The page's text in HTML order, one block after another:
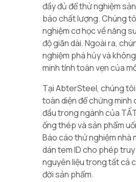
đầy đủ để thử nghiệm
bảo chất lượng. Chúng
nghiệm cơ học về năng
độ giãn dài. Ngoài ra,
nghiệm phá hủy và
minh tính toàn vẹn của
Tại AbterSteel, chúng
toàn diện để chứng minh
đầu trong ngành của
ống thép và sản phẩm
Báo cáo thử nghiệm nhà
dán tem ID cho phép
nguyên liệu trong tất cả
đời sản phẩm.